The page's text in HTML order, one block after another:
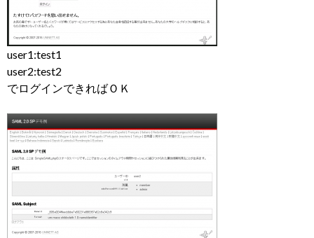
user1:test1
user2:test2
でログインできればＯＫ